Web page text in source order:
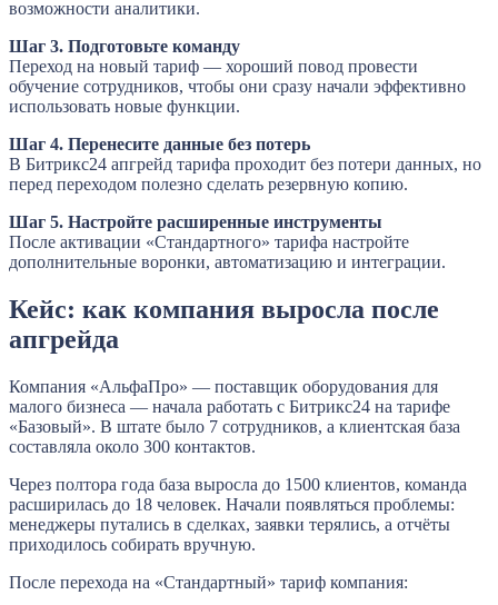
возможности аналитики.
Шаг 3. Подготовьте команду
Переход на новый тариф — хороший повод провести
обучение сотрудников, чтобы они сразу начали эффективно
использовать новые функции.
Шаг 4. Перенесите данные без потерь
В Битрикс24 апгрейд тарифа проходит без потери данных, но
перед переходом полезно сделать резервную копию.
Шаг 5. Настройте расширенные инструменты
После активации «Стандартного» тарифа настройте
дополнительные воронки, автоматизацию и интеграции.
Кейс: как компания выросла после
апгрейда
Компания «АльфаПро» — поставщик оборудования для
малого бизнеса — начала работать с Битрикс24 на тарифе
«Базовый». В штате было 7 сотрудников, а клиентская база
составляла около 300 контактов.
Через полтора года база выросла до 1500 клиентов, команда
расширилась до 18 человек. Начали появляться проблемы:
менеджеры путались в сделках, заявки терялись, а отчёты
приходилось собирать вручную.
После перехода на «Стандартный» тариф компания: